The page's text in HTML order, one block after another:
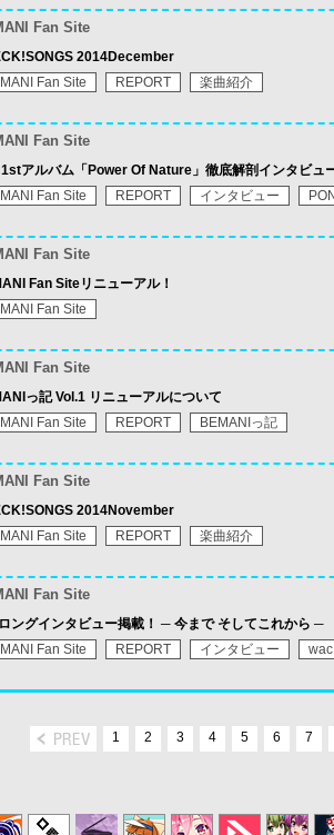
Fan Site
2014December
Fan Site
REPORT 楽曲紹介
Fan Site
アルバム「Power Of Nature」徹底解剖インタビュ
Fan Site
REPORT インタビュー
Fan Site
Fan Siteリニューアル！
Fan Site
Fan Site
っ記 Vol.1 リニューアルについて
Fan Site
REPORT BEMANIっ記
Fan Site
2014November
Fan Site
REPORT 楽曲紹介
Fan Site
ングインタビュー掲載！ ─ 今まで そしてこれから ─
Fan Site
REPORT インタビュー wac
1 2 3 4 5 6 7